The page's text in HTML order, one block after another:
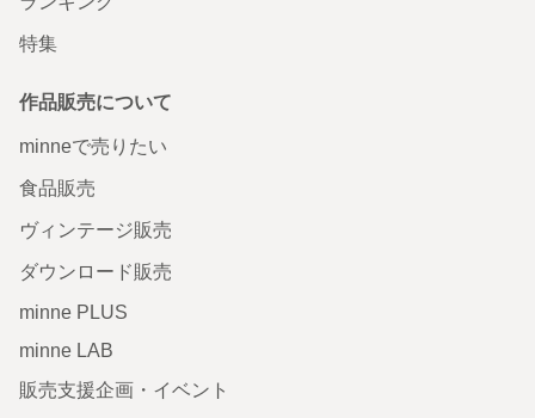
特集
作品販売について
minneで売りたい
食品販売
ヴィンテージ販売
ダウンロード販売
minne PLUS
minne LAB
販売支援企画・イベント